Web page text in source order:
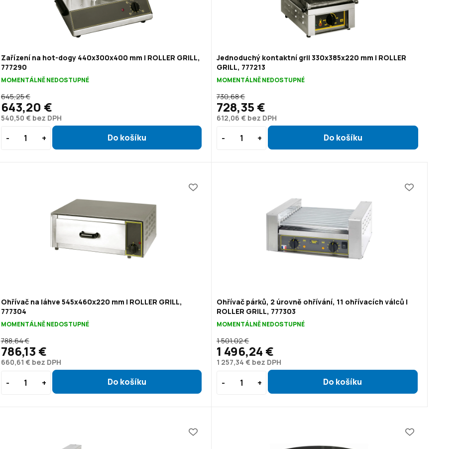
Zařízení na hot-dogy 440x300x400 mm | ROLLER GRILL,
777290
MOMENTÁLNĚ NEDOSTUPNÉ
540,50 € bez DPH
645,25 €
643,20 €
Jednoduchý kontaktní gril 330x385x220 mm | ROLLER
GRILL, 777213
MOMENTÁLNĚ NEDOSTUPNÉ
612,06 € bez DPH
730,68 €
728,35 €
Ohřívač na láhve 545x460x220 mm | ROLLER GRILL,
777304
MOMENTÁLNĚ NEDOSTUPNÉ
660,61 € bez DPH
788,64 €
786,13 €
Ohřívač párků, 2 úrovně ohřívání, 11 ohřívacích válců |
ROLLER GRILL, 777303
MOMENTÁLNĚ NEDOSTUPNÉ
1 257,34 € bez DPH
1 501,02 €
1 496,24 €